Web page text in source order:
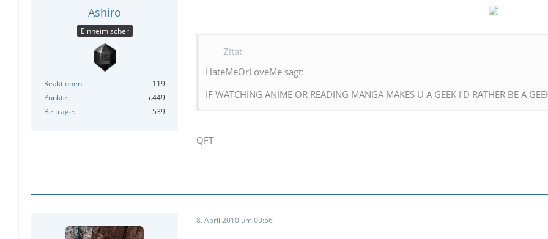
Ashiro
Einheimischer
Reaktionen
119
Punkte
5.449
Beiträge
539
Zitat
HateMeOrLoveMe sagt:
IF WATCHING ANIME OR READING MANGA MAKES U A GEEK I'D RATHER BE A
QFT
8. April 2010 um 00:56